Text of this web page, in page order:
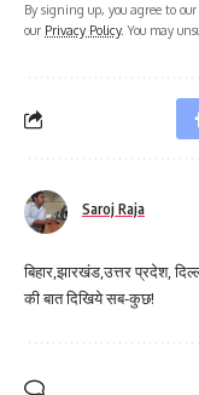
By signing up, you agree to our
our Privacy Policy. You may
Saroj Raja
बिहार,झारखंड,उत्तर प्रदेश,
की बात दिखिये सब-कुछ!